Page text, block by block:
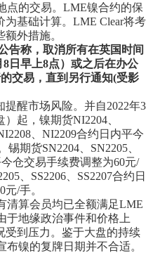
点的交易。LME镍合约的保
基础计算。LME Clear将考
外措施。
告称，取消所有在英国时间
日早上8点）或之后在办公
交易，直到另行通知(受影
醒市场风险。并自2022年3
起，镍期货NI2204、
、NI2209合约日内平今
期货SN2204、SN2205、
仓交易手续费调整为60元/
、SS2206、SS2207合约日
/手。
清算会员均已全额满足LME
于地缘政治事件和价格上
受到压力。鉴于大盘的持续
镍的复牌日期并不合适。